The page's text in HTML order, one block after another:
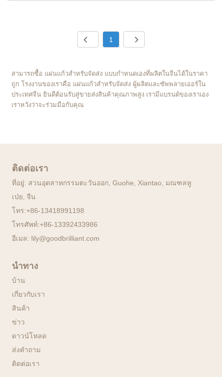
1
สามารถซื้อ แผ่นแก้วสำหรับจัดส่ง แบบกำหนดเองที่ผลิตในจีนได้ในราคา
ถูก โรงงานของเราคือ แผ่นแก้วสำหรับจัดส่ง ผู้ผลิตและซัพพลายเออร์ใน
ประเทศจีน ยินดีต้อนรับสู่ขายส่งสินค้าคุณภาพสูง เรามีแบรนด์ของเราเอง
เราหวังว่าจะร่วมมือกับคุณ
ติดต่อเรา
ที่อยู่: สวนอุตสาหกรรมตะวันออก, Guohe, Xiantao, มณฑลหู
เป่ย, จีน
โทร:+86-13418991198
โทรศัพท์:+86-13392433986
อีเมล: lily@goodbrilliant.com
นำทาง
บ้าน
เกี่ยวกับเรา
สินค้า
ข่าว
ดาวน์โหลด
ส่งคำถาม
ติดต่อเรา